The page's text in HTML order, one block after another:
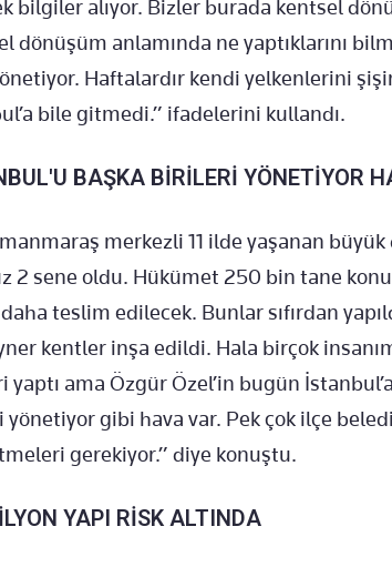
bilgiler alıyor. Bizler burada kentsel
dönüşüm anlamında ne yaptıklarını
Haftalardır kendi yelkenlerini
bile gitmedi.” ifadelerini kullandı.
BAŞKA BİRİLERİ YÖNETİYOR
merkezli 11 ilde yaşanan
2 sene oldu. Hükümet 250 bin tane
teslim edilecek. Bunlar sıfırdan
kentler inşa edildi. Hala birçok
yaptı ama Özgür Özel’in bugün
gibi hava var. Pek çok ilçe
gerekiyor.” diye konuştu.
YAPI RİSK ALTINDA